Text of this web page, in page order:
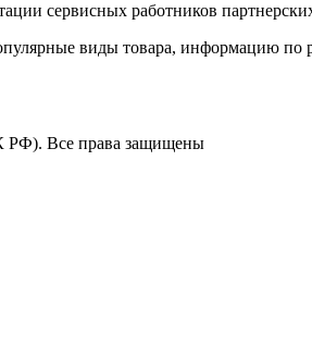
сервисных работников
виды товара, информацию по
РФ). Все права защищены